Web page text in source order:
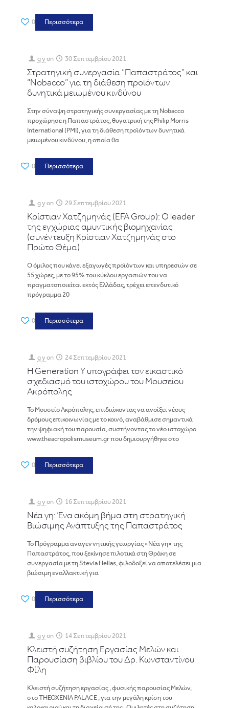
0 Περισσότερα
g y on 30 Σεπτεμβρίου 2021
Στρατηγική συνεργασία “Παπαστράτος” και
“Nobacco” για τη διάθεση προϊόντων
δυνητικά μειωμένου κινδύνου
Στην σύναψη στρατηγικής συνεργασίας με τη Nobacco
προχώρησε η Παπαστράτος, θυγατρική της Philip Morris
International (PMI), για τη διάθεση προϊόντων δυνητικά
μειωμένου κινδύνου, η οποία θα
0 Περισσότερα
g y on 29 Σεπτεμβρίου 2021
Κρίστιαν Χατζημηνάς (EFA Group): O leader
της εγχώριας αμυντικής βιομηχανίας
(συνέντευξη Κρίστιαν Χατζημηνάς στο
Πρώτο Θέμα)
O όμιλος που κάνει εξαγωγές προϊόντων και υπηρεσιών σε
55 χώρες, με το 95% του κύκλου εργασιών του να
πραγματοποιείται εκτός Ελλάδας, τρέχει επενδυτικό
πρόγραμμα 20
0 Περισσότερα
g y on 24 Σεπτεμβρίου 2021
Η Generation Υ υπογράφει τον εικαστικό
σχεδιασμό του ιστοχώρου του Μουσείου
Ακρόπολης
Το Μουσείο Ακρόπολης, επιδιώκοντας να ανοίξει νέους
δρόμους επικοινωνίας με το κοινό, αναβάθμισε σημαντικά
την ψηφιακή του παρουσία, συστήνοντας το νέο ιστοχώρο
www.theacropolismuseum.gr που δημιουργήθηκε στο
0 Περισσότερα
g y on 16 Σεπτεμβρίου 2021
Νέα γη: Ένα ακόμη βήμα στη στρατηγική
Βιώσιμης Ανάπτυξης της Παπαστράτος
Το Πρόγραμμα αναγεννητικής γεωργίας «Νέα γη» της
Παπαστράτος, που ξεκίνησε πιλοτικά στη Θράκη σε
συνεργασία με τη Stevia Hellas, φιλοδοξεί να αποτελέσει μια
βιώσιμη εναλλακτική για
0 Περισσότερα
g y on 14 Σεπτεμβρίου 2021
Κλειστή συζήτηση Εργασίας Μελών και
Παρουσίαση βιβλίου του Δρ. Κωνσταντίνου
Φίλη
Κλειστή συζήτηση εργασίας , φυσικής παρουσίας Μελών,
στο THEOXENIA PALACE , για την μεγάλη κρίση του